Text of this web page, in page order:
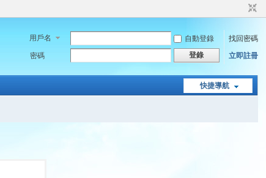
用戶名 自動登錄
找回密碼
密碼
登錄 立即註冊
快捷導航